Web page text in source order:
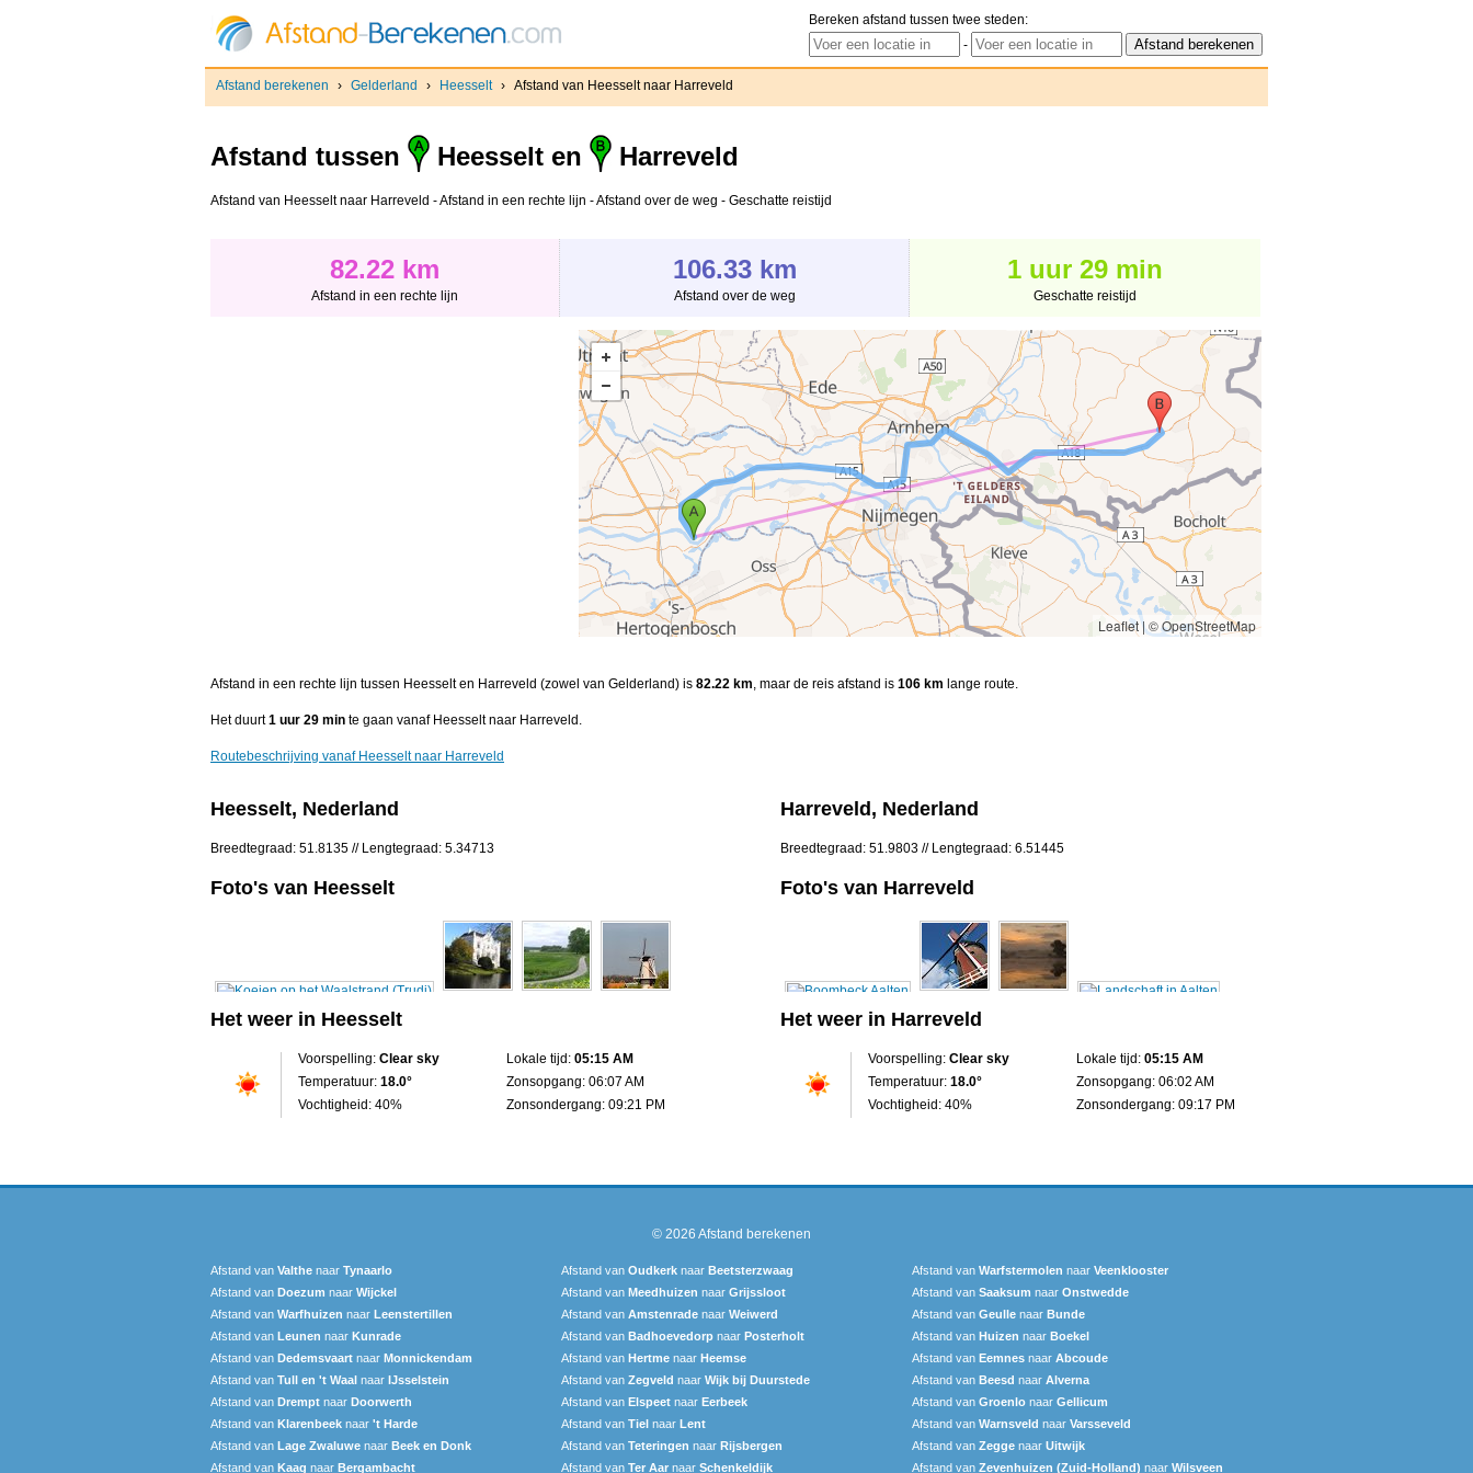
Bereken afstand tussen twee steden:
-
Afstand berekenen › Gelderland › Heesselt › Afstand van Heesselt naar Harreveld
Afstand tussen Heesselt en Harreveld
Afstand van Heesselt naar Harreveld - Afstand in een rechte lijn - Afstand over de weg - Geschatte reistijd
82.22 km
Afstand in een rechte lijn
106.33 km
Afstand over de weg
1 uur 29 min
Geschatte reistijd
Leaflet|© OpenStreetMap
Afstand in een rechte lijn tussen Heesselt en Harreveld (zowel van Gelderland) is 82.22 km, maar de reis afstand is 106 km lange route.
Het duurt1 uur 29 min te gaan vanaf Heesselt naar Harreveld.
Routebeschrijving vanaf Heesselt naar Harreveld
Heesselt, Nederland
Breedtegraad: 51.8135 // Lengtegraad: 5.34713
Foto's van Heesselt
Het weer in Heesselt
Voorspelling: Clear sky
Temperatuur: 18.0°
Vochtigheid: 40%
Lokale tijd: 05:15 AM
Zonsopgang: 06:07 AM
Zonsondergang: 09:21 PM
Harreveld, Nederland
Breedtegraad: 51.9803 // Lengtegraad: 6.51445
Foto's van Harreveld
Het weer in Harreveld
Voorspelling: Clear sky
Temperatuur: 18.0°
Vochtigheid: 40%
Lokale tijd: 05:15 AM
Zonsopgang: 06:02 AM
Zonsondergang: 09:17 PM
© 2026 Afstand berekenen
Afstand van Valthe naar Tynaarlo Afstand van Oudkerk naar Beetsterzwaag Afstand van Warfstermolen naar Veenklooster
Afstand van Doezum naar Wijckel Afstand van Meedhuizen naar Grijssloot Afstand van Saaksum naar Onstwedde
Afstand van Warfhuizen naar Leenstertillen‎ Afstand van Amstenrade naar Weiwerd Afstand van Geulle naar Bunde
Afstand van Leunen naar Kunrade Afstand van Badhoevedorp naar Posterholt Afstand van Huizen naar Boekel
Afstand van Dedemsvaart naar Monnickendam Afstand van Hertme naar Heemse Afstand van Eemnes naar Abcoude
Afstand van Tull en 't Waal naar IJsselstein Afstand van Zegveld naar Wijk bij Duurstede Afstand van Beesd naar Alverna
Afstand van Drempt naar Doorwerth Afstand van Elspeet naar Eerbeek Afstand van Groenlo naar Gellicum
Afstand van Klarenbeek naar 't Harde Afstand van Tiel naar Lent Afstand van Warnsveld naar Varsseveld
Afstand van Lage Zwaluwe naar Beek en Donk Afstand van Teteringen naar Rijsbergen Afstand van Zegge naar Uitwijk
Afstand van Kaag naar Bergambacht Afstand van Ter Aar‎ naar Schenkeldijk Afstand van Zevenhuizen (Zuid-Holland) naar Wilsveen‎